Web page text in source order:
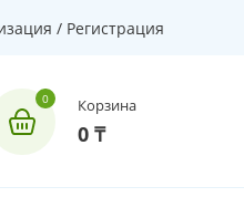
/ Регистрация
Корзина
0 ₸